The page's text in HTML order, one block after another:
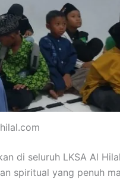
di seluruh LKSA Al
spiritual yang penuh